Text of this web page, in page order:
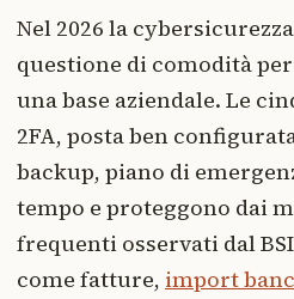
Nel 2026 la
questione di comodità
una base aziendale. Le
2FA, posta ben
backup, piano di
tempo e proteggono dai
frequenti osservati dal
come fatture, import